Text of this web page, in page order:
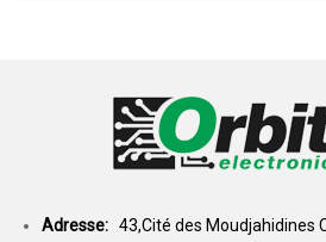
Adresse: 43,Cité des Moudjahidines